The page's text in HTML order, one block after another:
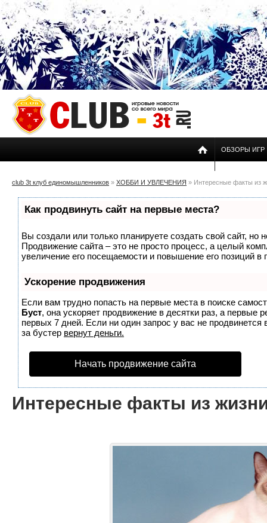
ОБЗОРЫ ИГР
club 3t клуб единомышленников » ХОББИ И УВЛЕЧЕНИЯ » Интересные факты из
Как продвинуть сайт на первые места?
Вы создали или только планируете создать свой сайт, но
Продвижение сайта – это не просто процесс, а целый
увеличение его посещаемости и повышение его позиций в
Ускорение продвижения
Если вам трудно попасть на первые места в поиске
Буст, она ускоряет продвижение в десятки раз, а первые
первых 7 дней. Если ни один запрос у вас не продвинется
за бустер вернут деньги.
Начать продвижение сайта
Интересные факты из